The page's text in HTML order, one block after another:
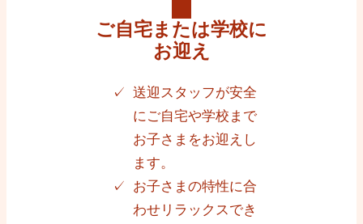
ご自宅または学校に
お迎え
送迎スタッフが安全
にご自宅や学校まで
お子さまをお迎えし
ます。
お子さまの特性に合
わせリラックスでき